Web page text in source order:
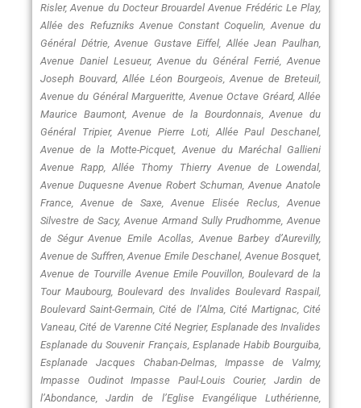
Risler, Avenue du Docteur Brouardel Avenue Frédéric Le Play,
Allée des Refuzniks Avenue Constant Coquelin, Avenue du
Général Détrie, Avenue Gustave Eiffel, Allée Jean Paulhan,
Avenue Daniel Lesueur, Avenue du Général Ferrié, Avenue
Joseph Bouvard, Allée Léon Bourgeois, Avenue de Breteuil,
Avenue du Général Margueritte, Avenue Octave Gréard, Allée
Maurice Baumont, Avenue de la Bourdonnais, Avenue du
Général Tripier, Avenue Pierre Loti, Allée Paul Deschanel,
Avenue de la Motte-Picquet, Avenue du Maréchal Gallieni
Avenue Rapp, Allée Thomy Thierry Avenue de Lowendal,
Avenue Duquesne Avenue Robert Schuman, Avenue Anatole
France, Avenue de Saxe, Avenue Elisée Reclus, Avenue
Silvestre de Sacy, Avenue Armand Sully Prudhomme, Avenue
de Ségur Avenue Emile Acollas, Avenue Barbey d’Aurevilly,
Avenue de Suffren, Avenue Emile Deschanel, Avenue Bosquet,
Avenue de Tourville Avenue Emile Pouvillon, Boulevard de la
Tour Maubourg, Boulevard des Invalides Boulevard Raspail,
Boulevard Saint-Germain, Cité de l’Alma, Cité Martignac, Cité
Vaneau, Cité de Varenne Cité Negrier, Esplanade des Invalides
Esplanade du Souvenir Français, Esplanade Habib Bourguiba,
Esplanade Jacques Chaban-Delmas, Impasse de Valmy,
Impasse Oudinot Impasse Paul-Louis Courier, Jardin de
l’Abondance, Jardin de l’Eglise Evangélique Luthérienne,